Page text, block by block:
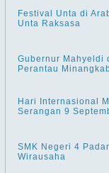
Festival Unta di
Unta Raksasa
Gubernur Mahyeldi
Perantau
Hari Internasional
Serangan 9
SMK Negeri 4
Wirausaha